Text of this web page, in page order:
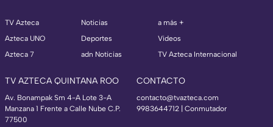
TV Azteca
Azteca UNO
Azteca 7
Noticias
Deportes
adn Noticias
a más +
Videos
TV Azteca Internacional
TV AZTECA QUINTANA ROO
Av. Bonampak Sm 4-A Lote 3-A
Manzana 1 Frente a Calle Nube C.P.
77500
CONTACTO
contacto@tvazteca.com
9983644712 | Conmutador